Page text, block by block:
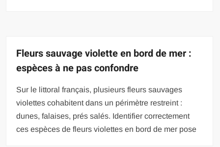
Fleurs sauvage violette en bord de mer :
espèces à ne pas confondre
Sur le littoral français, plusieurs fleurs sauvages
violettes cohabitent dans un périmètre restreint :
dunes, falaises, prés salés. Identifier correctement
ces espèces de fleurs violettes en bord de mer pose